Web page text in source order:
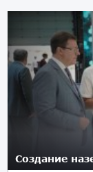
Создание